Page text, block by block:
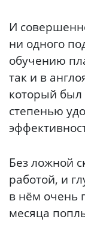
И
ни одного
обучению
так и в
который был
степенью
Без ложной
работой, и
в нём очень
месяца